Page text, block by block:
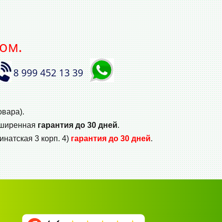
8 999 452 13 39
гарантия до 30 дней.
3 корп. 4)гарантия до 30 дней.